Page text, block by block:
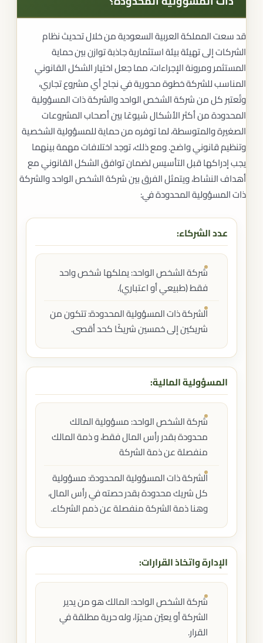
قد سعت المملكة العربية السعودية من خلال تحديث نظام
الشركات إلى تهيئة بيئة استثمارية جاذبة توازن بين حماية
المستثمر ومرونة الإجراءات، مما جعل اختيار الشكل القانوني
المناسب للشركة خطوة محورية في نجاح أي مشروع تجاري،
وتُعتبر كل من شركة الشخص الواحد والشركة ذات المسؤولية
المحدودة من أكثر الأشكال شيوعًا بين أصحاب المشروعات
الصغيرة والمتوسطة، لما توفره من حماية للمسؤولية الشخصية
وتنظيم قانوني واضح. ومع ذلك، توجد اختلافات مهمة بينهما
يجب إدراكها قبل التأسيس لضمان توافق الشكل القانوني مع
أهداف النشاط، ويتمثل الفرق بين شركة الشخص الواحد والشركة
ذات المسؤولية المحدودة في:
عدد الشركاء:
شركة الشخص الواحد: يملكها شخص واحد
فقط (طبيعي أو اعتباري).
الشركة ذات المسؤولية المحدودة: تتكون من
شريكين إلى خمسين شريكًا كحد أقصى.
المسؤولية المالية:
شركة الشخص الواحد: مسؤولية المالك
محدودة بقدر رأس المال فقط، و ذمة المالك
منفصلة عن ذمة الشركة
الشركة ذات المسؤولية المحدودة: مسؤولية
كل شريك محدودة بقدر حصته في رأس المال،
وهنا ذمة الشركة منفصلة عن ذمم الشركاء.
الإدارة واتخاذ القرارات:
شركة الشخص الواحد: المالك هو من يدير
الشركة أو يعيّن مديرًا، وله حرية مطلقة في
القرار.